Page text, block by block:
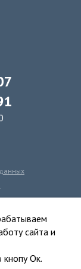
магазин
плитки.
сайта и
Ок.